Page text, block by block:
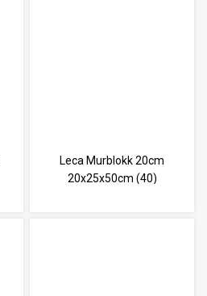
Leca Murblokk 20cm
20x25x50cm (40)